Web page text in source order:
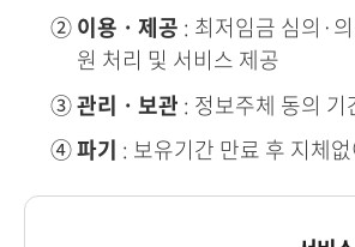
② 이용ㆍ제공 : 최저임금 심의·
원 처리 및 서비스 제공
③관리ㆍ보관 : 정보주체 동의
④파기 : 보유기간 만료 후 지체